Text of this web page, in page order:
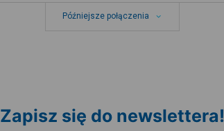
Późniejsze połączenia
Zapisz się do newslettera!